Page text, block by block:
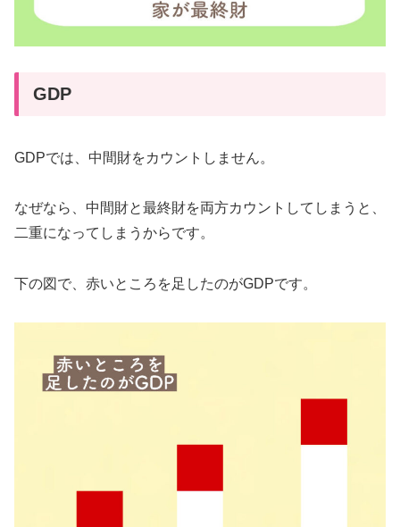
GDP
GDPでは、中間財をカウントしません。
なぜなら、中間財と最終財を両方カウントしてしまうと、
二重になってしまうからです。
下の図で、赤いところを足したのがGDPです。